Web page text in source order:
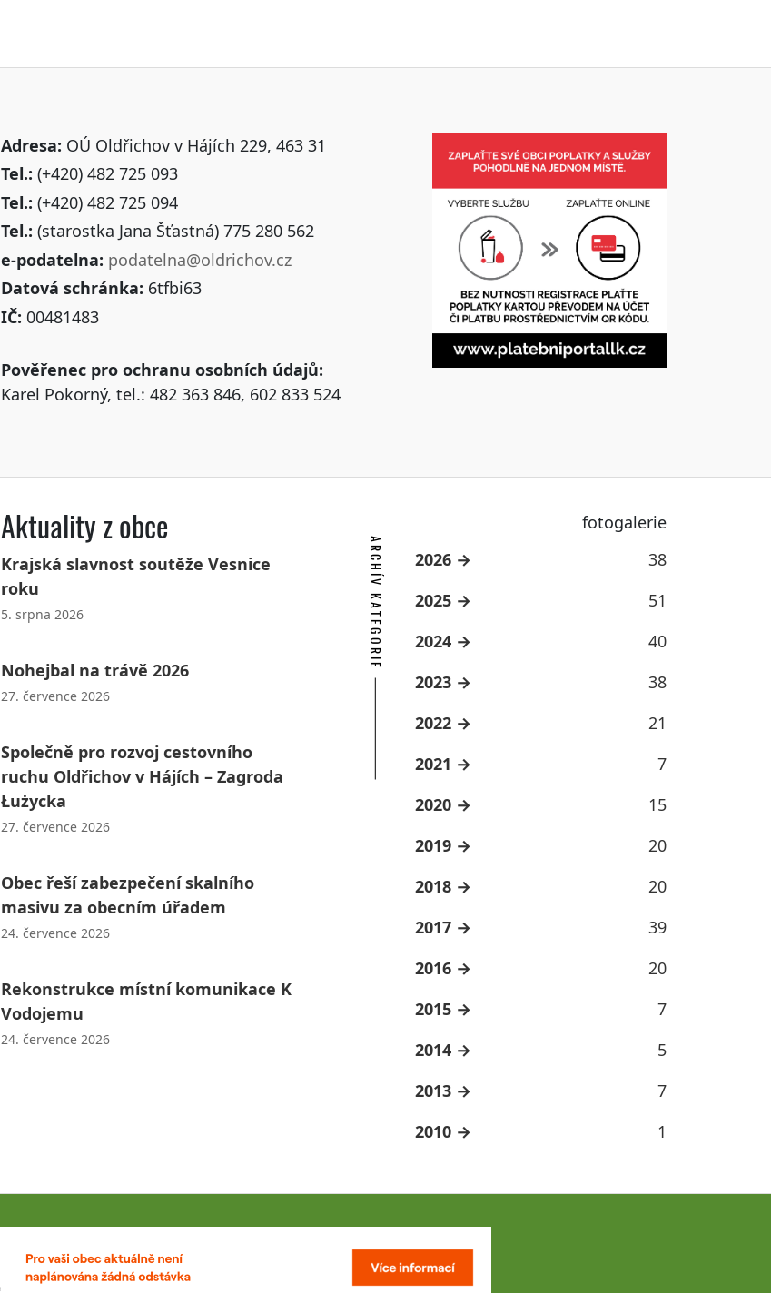
Adresa: OÚ Oldřichov v Hájích 229, 463 31
Tel.: (+420) 482 725 093
Tel.: (+420) 482 725 094
Tel.: (starostka Jana Šťastná) 775 280 562
e-podatelna: podatelna@oldrichov.cz
Datová schránka: 6tfbi63
IČ: 00481483
Pověřenec pro ochranu osobních údajů:
Karel Pokorný, tel.: 482 363 846, 602 833 524
Aktuality z obce
Krajská slavnost soutěže Vesnice
roku
5. srpna 2026
Nohejbal na trávě 2026
27. července 2026
Společně pro rozvoj cestovního
ruchu Oldřichov v Hájích – Zagroda
Łużycka
27. července 2026
Obec řeší zabezpečení skalního
masivu za obecním úřadem
24. července 2026
Rekonstrukce místní komunikace K
Vodojemu
24. července 2026
fotogalerie
ARCHÍV KATEGORIE 2026
38
2025
51
2024
40
2023
38
2022
21
2021
7
2020
15
2019
20
2018
20
2017
39
2016
20
2015
7
2014
5
2013
7
2010
1